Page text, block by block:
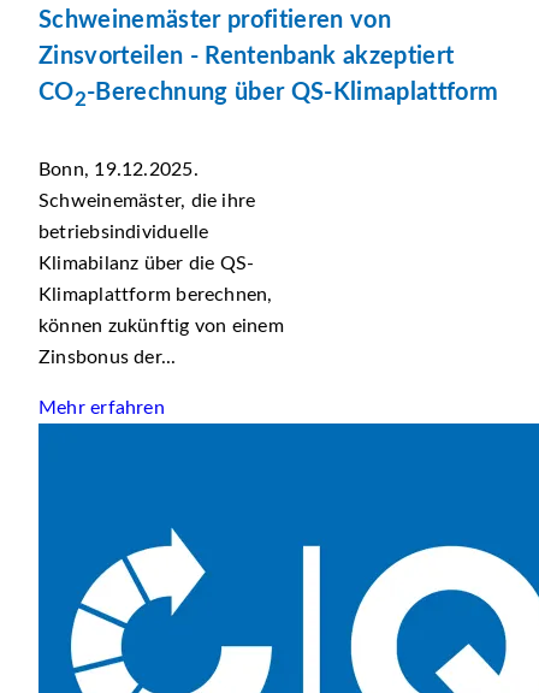
Schweinemäster profitieren von
Zinsvorteilen - Rentenbank akzeptiert
CO2-Berechnung über QS-Klimaplattform
Bonn, 19.12.2025.
Schweinemäster, die ihre
betriebsindividuelle
Klimabilanz über die QS-
Klimaplattform berechnen,
können zukünftig von einem
Zinsbonus der...
Mehr erfahren